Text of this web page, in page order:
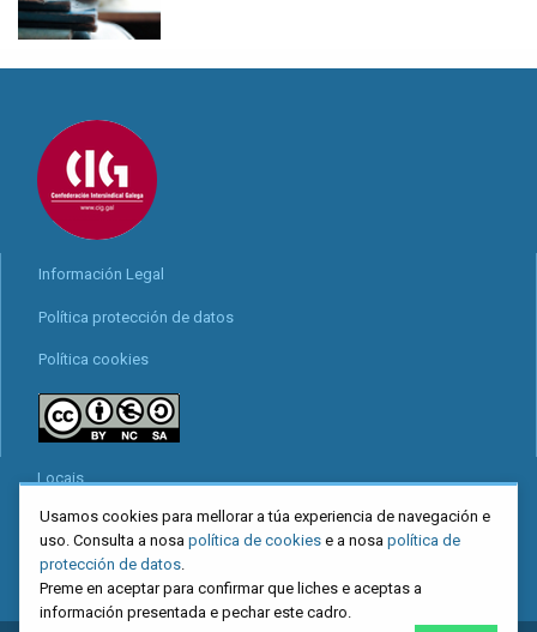
Información Legal
Política protección de datos
Política cookies
Locais
Mapa web
Redes sociais
Usamos cookies para mellorar a túa experiencia de navegación e
uso. Consulta a nosa política de cookies e a nosa política de
protección de datos
Preme en aceptar para confirmar que liches e aceptas a
información presentada e pechar este cadro.